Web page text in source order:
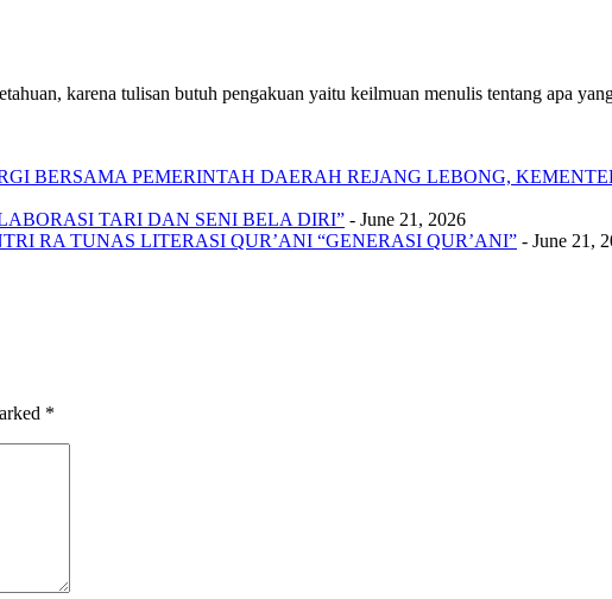
karena tulisan butuh pengakuan yaitu keilmuan menulis tentang apa
BERSAMA PEMERINTAH DAERAH REJANG LEBONG,
TARI DAN SENI BELA DIRI” - June 21, 2026
RA TUNAS LITERASI QUR’ANI “GENERASI QUR’ANI” - June 21,
*